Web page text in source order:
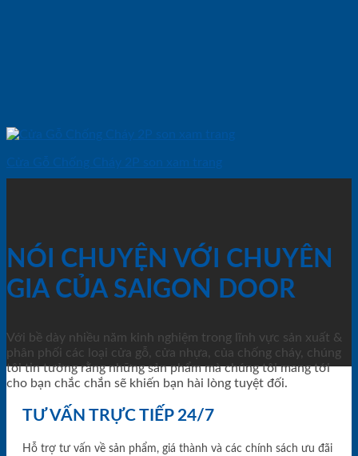
Cửa Gỗ Chống Cháy 2P son xam trang
NÓI CHUYỆN VỚI CHUYÊN
GIA CỦA SAIGON DOOR
Với bề dày nhiều năm kinh nghiệm trong lĩnh vực sản xuất &
phân phối các loại cửa gỗ, cửa nhựa, của chống cháy, chúng
tôi tin tưởng rằng những sản phẩm mà chúng tôi mang tới
cho bạn chắc chắn sẽ khiến bạn hài lòng tuyệt đối.
TƯ VẤN TRỰC TIẾP 24/7
Hỗ trợ tư vấn về sản phẩm, giá thành và các chính sách ưu đãi